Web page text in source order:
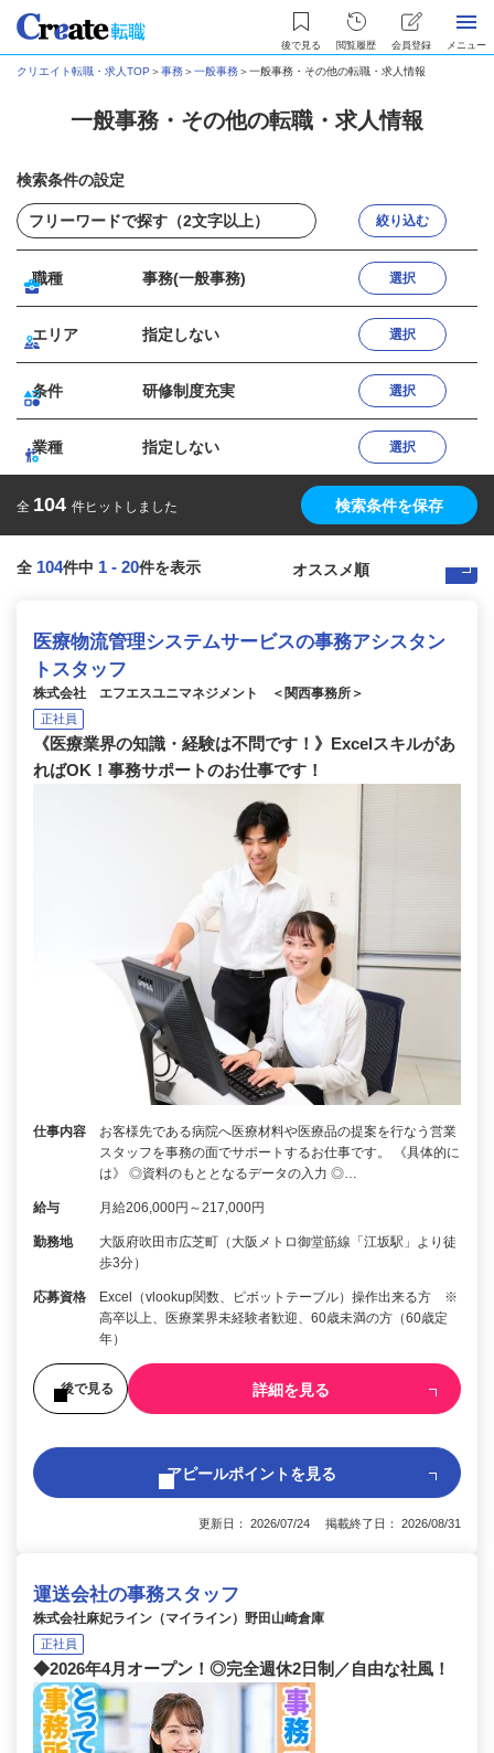
後で見る 閲覧履歴 会員登録 メニュー
クリエイト転職・求人TOP ＞事務＞一般事務＞一般事務・その他の転職・求人情報
一般事務・その他の転職・求人情報
検索条件の設定
絞り込む
職種 事務(一般事務) 選択
エリア 指定しない 選択
条件 研修制度充実 選択
業種 指定しない 選択
全 104 件ヒットしました 検索条件を保存
全 104件中 1 - 20件を表示
医療物流管理システムサービスの事務アシスタン
トスタッフ
株式会社 エフエスユニマネジメント ＜関西事務所＞
正社員
《医療業界の知識・経験は不問です！》Excelスキルがあ
ればOK！事務サポートのお仕事です！
仕事内容
お客様先である病院へ医療材料や医療品の提案を行なう営業
スタッフを事務の面でサポートするお仕事です。 《具体的に
は》 ◎資料のもととなるデータの入力 ◎…
給与 月給206,000円～217,000円
勤務地
大阪府吹田市広芝町（大阪メトロ御堂筋線「江坂駅」より徒
歩3分）
応募資格
Excel（vlookup関数、ピボットテーブル）操作出来る方 ※
高卒以上、医療業界未経験者歓迎、60歳未満の方（60歳定
年）
後で見る 詳細を見る
アピールポイントを見る
更新日： 2026/07/24 掲載終了日： 2026/08/31
運送会社の事務スタッフ
株式会社麻妃ライン（マイライン）野田山崎倉庫
正社員
◆2026年4月オープン！◎完全週休2日制／自由な社風！